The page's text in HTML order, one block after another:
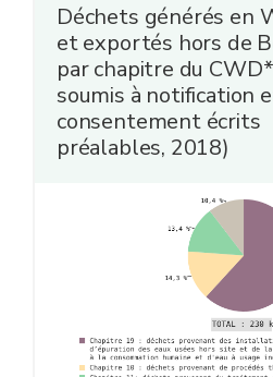
Déchets générés en
et exportés hors de
par chapitre du
soumis à notification
consentement écrits
préalables, 2018)